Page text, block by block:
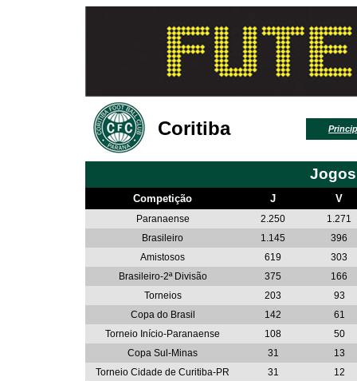
Coritiba
Competição J V
Paranaense 2.250
1.271
Brasileiro
1.145
396
Amistosos
619
303
Brasileiro-2ª Divisão
375
166
Torneios
203
93
Copa do Brasil
142
61
Torneio Início-Paranaense
108
50
Copa Sul-Minas
31
13
Torneio Cidade de Curitiba-PR
31
12